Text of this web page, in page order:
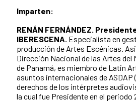
Imparten:
RENÁN FERNÁNDEZ.
IBERESCENA. Especialista en
producción de Artes Escénicas.
Dirección Nacional de las Artes del
de Panamá, es miembro de Latin
asuntos internacionales de ASDAP
derechos de los intérpretes
la cual fue Presidente en el periodo